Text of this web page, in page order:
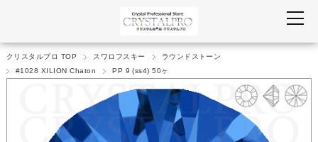
クリスタルプロ TOP スワロフスキー
ラウンドストーン
#1028 XILION Chaton
PP 9 (ss4) 50ヶ